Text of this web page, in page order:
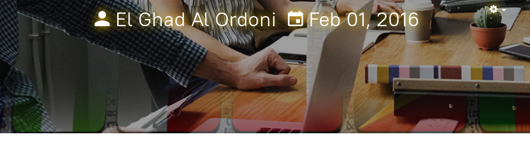
Empty
El Ghad Al Ordoni Feb 01, 2016